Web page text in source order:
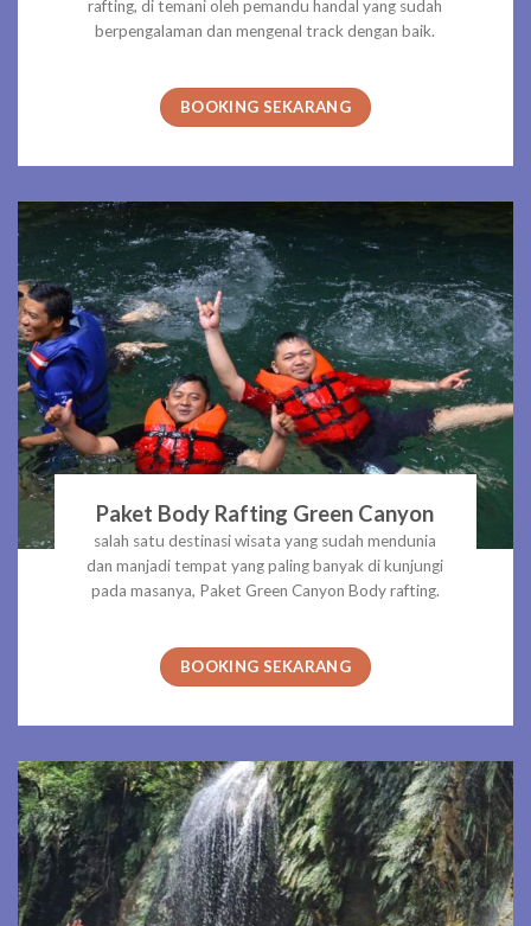
rafting, di temani oleh pemandu handal yang sudah
berpengalaman dan mengenal track dengan baik.
BOOKING SEKARANG
Paket Body Rafting Green Canyon
salah satu destinasi wisata yang sudah mendunia
dan manjadi tempat yang paling banyak di kunjungi
pada masanya, Paket Green Canyon Body rafting.
BOOKING SEKARANG